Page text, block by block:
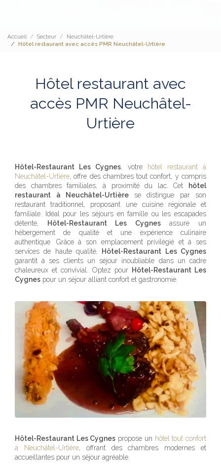
Accueil Secteur
Neuchâtel-Urtière
Hôtel restaurant avec accès PMR Neuchâtel-Urtière
Hôtel restaurant avec
accès PMR Neuchâtel-
Urtière
Hôtel-Restaurant Les Cygnes, votre
hôtel restaurant à
Neuchâtel-Urtière, offre des chambres tout confort, y compris
des chambres familiales, à proximité du lac. Cet
hôtel
restaurant à Neuchâtel-Urtière se distingue par son
restaurant traditionnel, proposant une cuisine régionale et
familiale. Idéal pour les séjours en famille ou les escapades
détente,
Hôtel-Restaurant Les Cygnesassure un
hébergement de qualité et une expérience culinaire
authentique. Grâce à son emplacement privilégié et à ses
services de haute qualité,
Hôtel-Restaurant Les Cygnes
garantit à ses clients un séjour inoubliable dans un cadre
chaleureux et convivial. Optez pour Hôtel-Restaurant Les
Cygnes pour un séjour alliant confort et gastronomie.
Hôtel-Restaurant Les Cygnes propose un hôtel tout confort
à Neuchâtel-Urtière, offrant des chambres modernes et
accueillantes pour un séjour agréable.